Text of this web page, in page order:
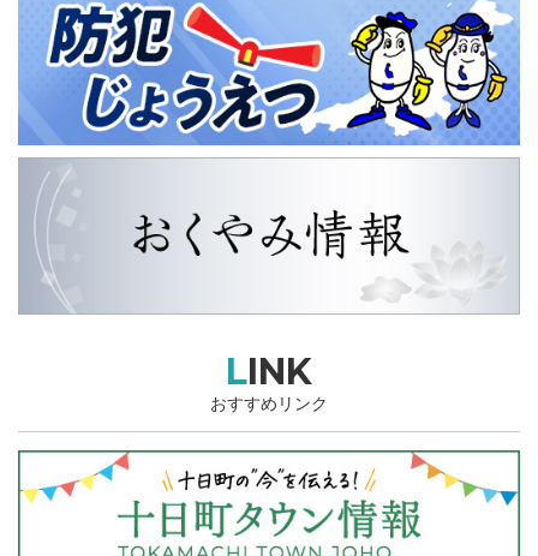
LINK
おすすめリンク